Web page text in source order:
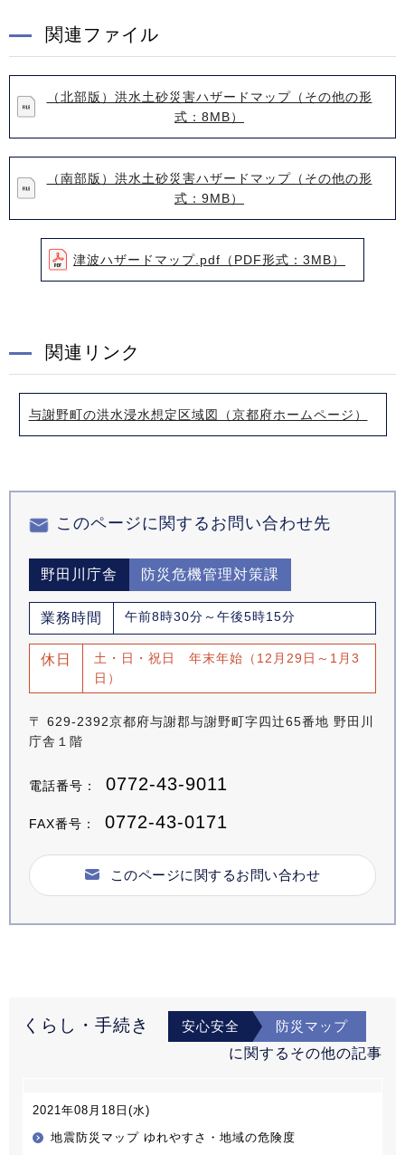
関連ファイル
（北部版）洪水土砂災害ハザードマップ（その他の形
式：8MB）
（南部版）洪水土砂災害ハザードマップ（その他の形
式：9MB）
津波ハザードマップ.pdf（PDF形式：3MB）
関連リンク
与謝野町の洪水浸水想定区域図（京都府ホームページ）
このページに関するお問い合わせ先
野田川庁舎 防災危機管理対策課
業務時間 午前8時30分～午後5時15分
休日
土・日・祝日 年末年始（12月29日～1月3
日）
〒 629-2392京都府与謝郡与謝野町字四辻65番地 野田川
庁舎１階
電話番号： 0772-43-9011
FAX番号： 0772-43-0171
このページに関するお問い合わせ
くらし・手続き 安心安全
防災マップ
に関するその他の記事
2021年08月18日(水)
地震防災マップ ゆれやすさ・地域の危険度